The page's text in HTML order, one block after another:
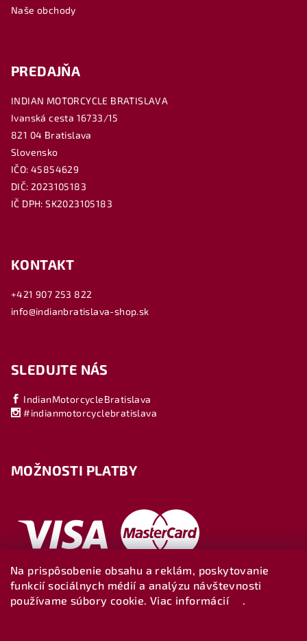
Na prispôsobenie obsahu a reklám, poskytovanie
funkcií sociálnych médií a analýzu návštevnosti
používame súbory cookie. Viac informácií
.
Naše obchody
PREDAJŇA
INDIAN MOTORCYCLE BRATISLAVA
Ivanská cesta 16733/15
821 04 Bratislava
Slovensko
IČO: 45854629
DIČ: 2023105183
IČ DPH: SK2023105183
KONTAKT
+421 907 253 822
info@indianbratislava-shop.sk
SLEDUJTE NÁS
IndianMotorcycleBratislava
#indianmotorcyclebratislava
MOŽNOSTI PLATBY